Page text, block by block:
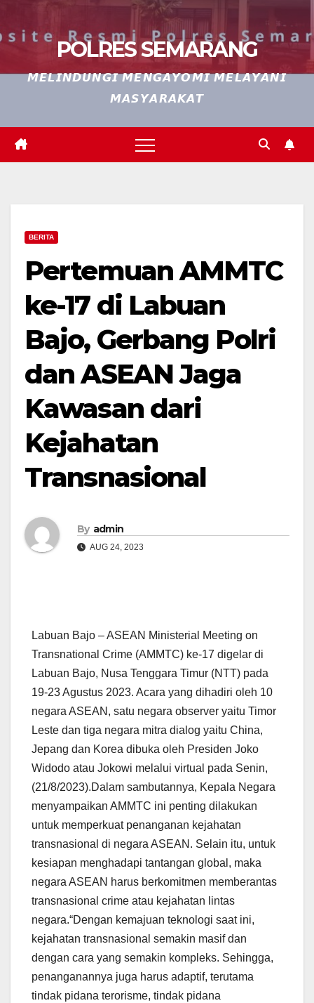
POLRES SEMARANG
𝙈𝙀𝙇𝙄𝙉𝘿𝙐𝙉𝙂𝙄 𝙈𝙀𝙉𝙂𝘼𝙔𝙊𝙈𝙄 𝙈𝙀𝙇𝘼𝙔𝘼𝙉𝙄
𝙈𝘼𝙎𝙔𝘼𝙍𝘼𝙆𝘼𝙏
BERITA
Pertemuan AMMTC
ke-17 di Labuan
Bajo, Gerbang Polri
dan ASEAN Jaga
Kawasan dari
Kejahatan
Transnasional
By admin
AUG 24, 2023
Labuan Bajo – ASEAN Ministerial Meeting on
Transnational Crime (AMMTC) ke-17 digelar di
Labuan Bajo, Nusa Tenggara Timur (NTT) pada
19-23 Agustus 2023. Acara yang dihadiri oleh 10
negara ASEAN, satu negara observer yaitu Timor
Leste dan tiga negara mitra dialog yaitu China,
Jepang dan Korea dibuka oleh Presiden Joko
Widodo atau Jokowi melalui virtual pada Senin,
(21/8/2023).Dalam sambutannya, Kepala Negara
menyampaikan AMMTC ini penting dilakukan
untuk memperkuat penanganan kejahatan
transnasional di negara ASEAN. Selain itu, untuk
kesiapan menghadapi tantangan global, maka
negara ASEAN harus berkomitmen memberantas
transnasional crime atau kejahatan lintas
negara.“Dengan kemajuan teknologi saat ini,
kejahatan transnasional semakin masif dan
dengan cara yang semakin kompleks. Sehingga,
penanganannya juga harus adaptif, terutama
tindak pidana terorisme, tindak pidana